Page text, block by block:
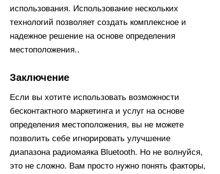
использования. Использование нескольких
технологий позволяет создать комплексное и
надежное решение на основе определения
местоположения..
Заключение
Если вы хотите использовать возможности
бесконтактного маркетинга и услуг на основе
определения местоположения, вы не можете
позволить себе игнорировать улучшение
диапазона радиомаяка Bluetooth. Но не волнуйся,
это не сложно. Вам просто нужно понять факторы,